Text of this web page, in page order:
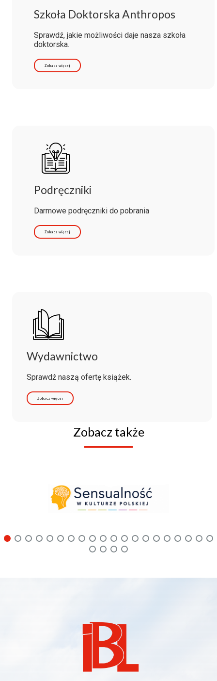
Szkoła Doktorska Anthropos
Sprawdź, jakie możliwości daje nasza szkoła
doktorska.
Zobacz więcej
Podręczniki
Darmowe podręczniki do pobrania
Zobacz więcej
Wydawnictwo
Sprawdź naszą ofertę książek.
Zobacz więcej
Zobacz także